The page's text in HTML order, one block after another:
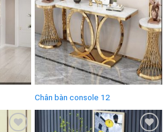
Chân bàn console 12